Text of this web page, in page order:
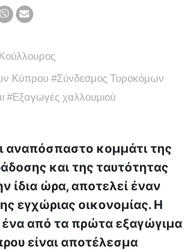
Κύπρου #Σύνδεσμος Τυροκόμων
#Εξαγωγές χαλλουμιού
αναπόσπαστο κομμάτι της
και της ταυτότητας
ίδια ώρα, αποτελεί έναν
εγχώριας οικονομίας. Η
από τα πρώτα εξαγώγιμα
είναι αποτέλεσμα